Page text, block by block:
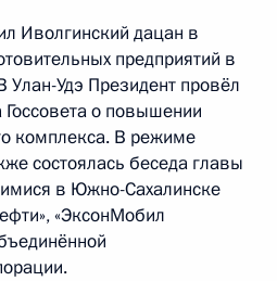
Иволгинский дацан в
предприятий в
Удэ Президент провёл
о повышении
комплекса. В режиме
состоялась беседа главы
в Южно-Сахалинске
«ЭксонМобил